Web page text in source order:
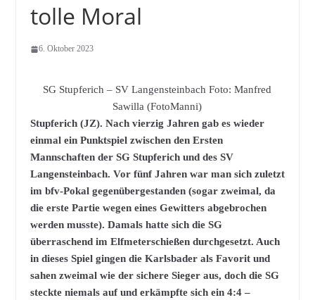
tolle Moral
6. Oktober 2023
SG Stupferich – SV Langensteinbach Foto: Manfred
Sawilla (FotoManni)
Stupferich (JZ). Nach vierzig Jahren gab es wieder
einmal ein Punktspiel zwischen den Ersten
Mannschaften der SG Stupferich und des SV
Langensteinbach. Vor fünf Jahren war man sich zuletzt
im bfv-Pokal gegenübergestanden (sogar zweimal, da
die erste Partie wegen eines Gewitters abgebrochen
werden musste). Damals hatte sich die SG
überraschend im Elfmeterschießen durchgesetzt. Auch
in dieses Spiel gingen die Karlsbader als Favorit und
sahen zweimal wie der sichere Sieger aus, doch die SG
steckte niemals auf und erkämpfte sich ein 4:4 –